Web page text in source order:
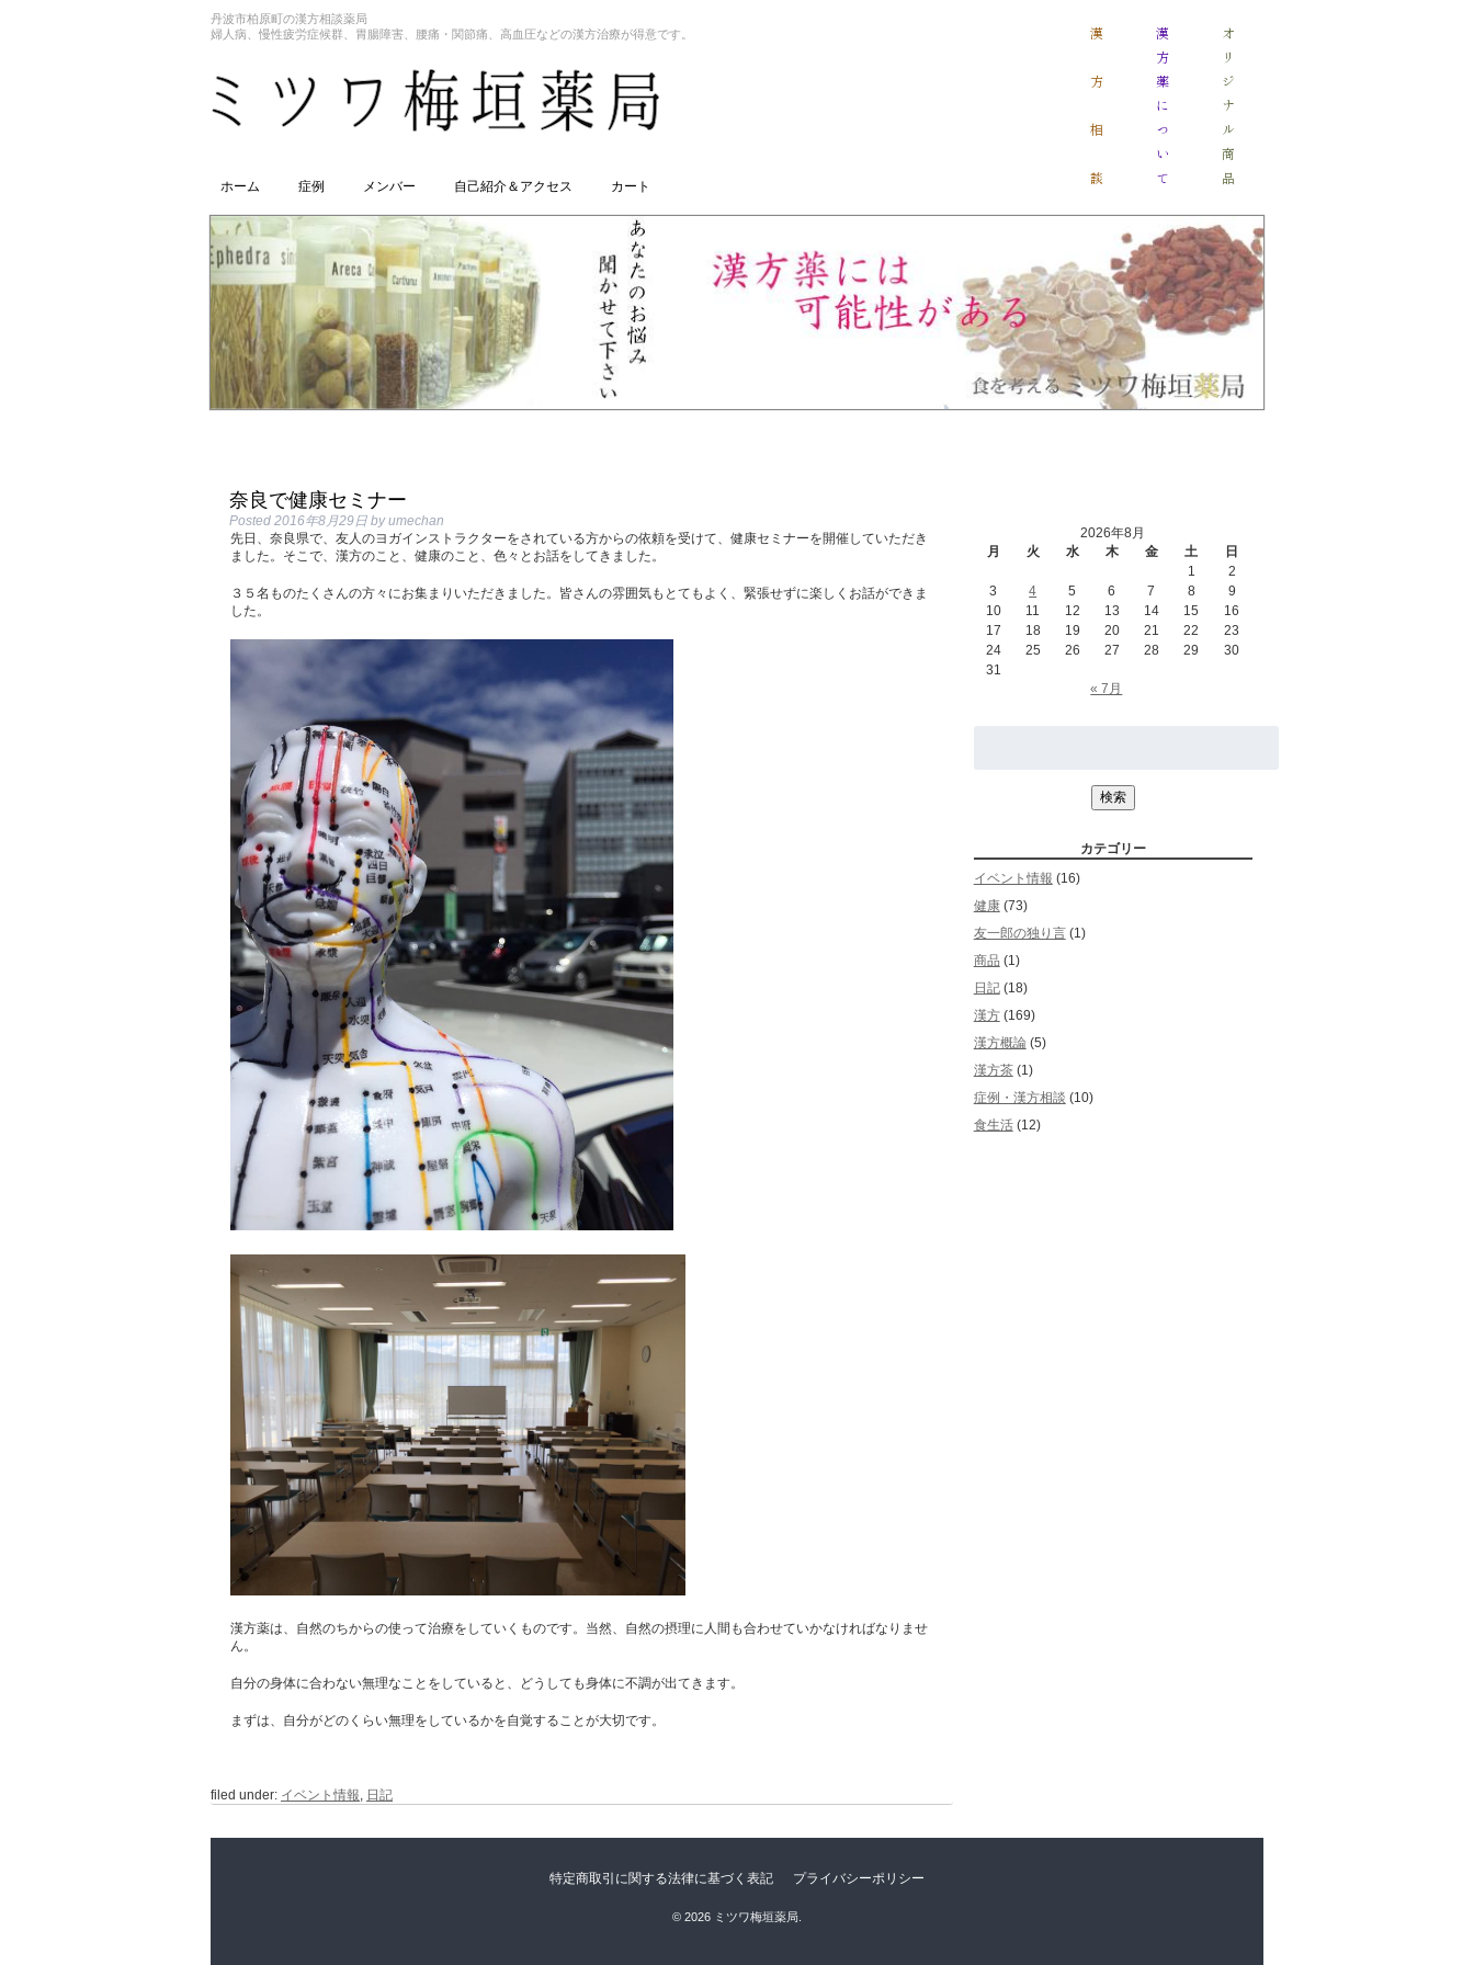
丹波市柏原町の漢方相談薬局
婦人病、慢性疲労症候群、胃腸障害、腰痛・関節痛、高血圧などの漢方治療が得意です。
ホーム 症例 メンバー 自己紹介＆アクセス カート
奈良で健康セミナー
Posted 2016年8月29日 by umechan
先日、奈良県で、友人のヨガインストラクターをされている方からの依頼を受けて、健康セミナーを開催していただき
ました。そこで、漢方のこと、健康のこと、色々とお話をしてきました。
３５名ものたくさんの方々にお集まりいただきました。皆さんの雰囲気もとてもよく、緊張せずに楽しくお話ができま
した。
漢方薬は、自然のちからの使って治療をしていくものです。当然、自然の摂理に人間も合わせていかなければなりませ
ん。
自分の身体に合わない無理なことをしていると、どうしても身体に不調が出てきます。
まずは、自分がどのくらい無理をしているかを自覚することが大切です。
filed under: イベント情報, 日記
2026年8月
月
火 水 木 金 土
日
1
2
3
4 5 6 7 8
9
10
11 12 13 14 15
16
17
18 19 20 21 22
23
24
25 26 27 28 29
30
31
« 7月
検索
カテゴリー
イベント情報 (16)
健康(73)
友一郎の独り言(1)
商品 (1)
日記(18)
漢方(169)
漢方概論(5)
漢方茶(1)
症例・漢方相談 (10)
食生活(12)
特定商取引に関する法律に基づく表記 プライバシーポリシー
© 2026 ミツワ梅垣薬局.